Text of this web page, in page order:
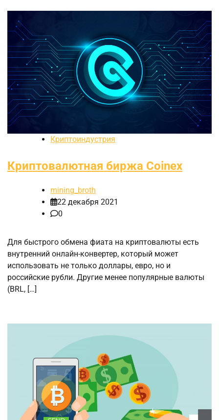
Криптоиндустрия
Криптовалютная биржа Coinex
mining_broth
22 декабря 2021
0
Для быстрого обмена фиата на криптовалюты есть
внутренний онлайн-конвертер, который может
использовать не только доллары, евро, но и
российские рубли. Другие менее популярные валюты
(BRL, […]